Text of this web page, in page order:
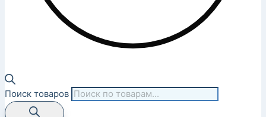
Поиск товаров